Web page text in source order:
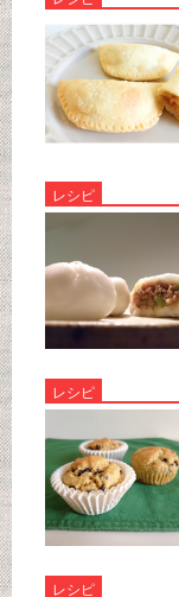
レシピ
レシピ
レシピ